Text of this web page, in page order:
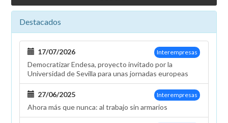
el
en
el
pago
de
sus
Destacados
Interempresas
17/07/2026
Democratizar Endesa, proyecto invitado por la
Universidad de Sevilla para unas jornadas europeas
Interempresas
27/06/2025
Ahora más que nunca: al trabajo sin armarios